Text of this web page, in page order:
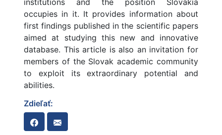
institutions and the position Slovakia
occupies in it. It provides information about
first findings published in the scientific papers
aimed at studying this new and innovative
database. This article is also an invitation for
members of the Slovak academic community
to exploit its extraordinary potential and
abilities.
Zdieľať: